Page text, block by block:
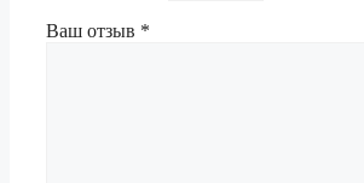
Ваш отзыв *